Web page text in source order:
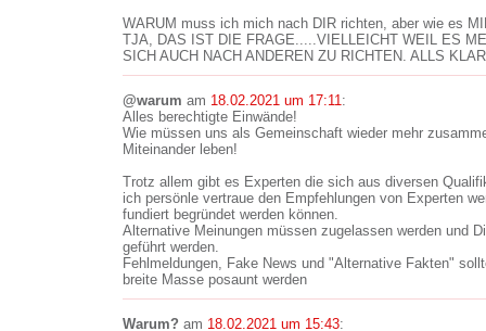
WARUM muss ich mich nach DIR richten, aber wie es
TJA, DAS IST DIE FRAGE.....VIELLEICHT WEIL ES
SICH AUCH NACH ANDEREN ZU RICHTEN. ALLS
@warum am 18.02.2021 um 17:11:
Alles berechtigte Einwände!
Wie müssen uns als Gemeinschaft wieder mehr
Miteinander leben!
Trotz allem gibt es Experten die sich aus diversen
ich persönle vertraue den Empfehlungen von Experten
fundiert begründet werden können.
Alternative Meinungen müssen zugelassen werden und
geführt werden.
Fehlmeldungen, Fake News und "Alternative Fakten"
breite Masse posaunt werden
Warum? am 18.02.2021 um 15:43: